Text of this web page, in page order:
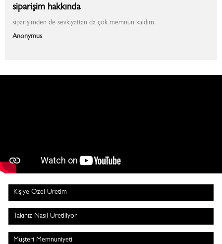
siparişim hakkında
siparişimden de sevkiyattan da çok memnun kaldım
Anonymus
Kişiye Özel Üretim
Takınız Nasıl Üretiliyor
Müşteri Memnuniyeti